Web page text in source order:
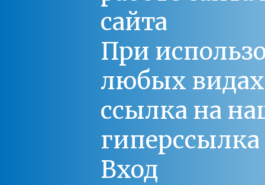
сайта
При
любых
ссылка на
Вход